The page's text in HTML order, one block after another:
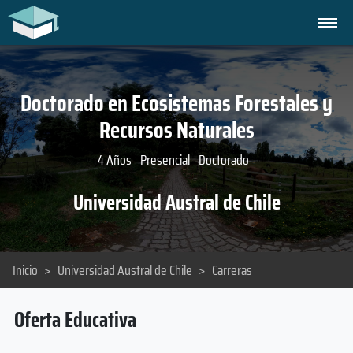
Doctorado en Ecosistemas Forestales y
Recursos Naturales
4 Años Presencial Doctorado
Universidad Austral de Chile
Inicio > Universidad Austral de Chile > Carreras
Oferta Educativa